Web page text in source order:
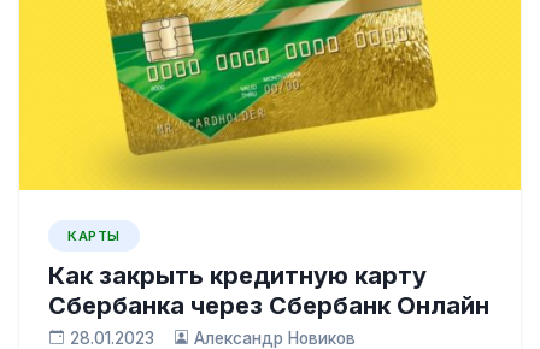
КАРТЫ
Как закрыть кредитную карту
Сбербанка через Сбербанк Онлайн
28.01.2023 Александр Новиков